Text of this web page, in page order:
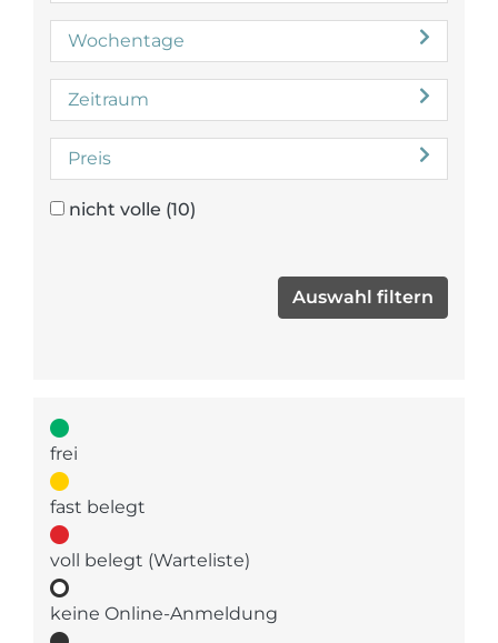
Wochentage
Zeitraum
Preis
nicht volle (10)
frei
fast belegt
voll belegt (Warteliste)
keine Online-Anmeldung